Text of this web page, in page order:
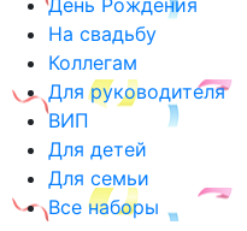
День Рождения
На свадьбу
Коллегам
Для руководителя
ВИП
Для детей
Для семьи
Все наборы